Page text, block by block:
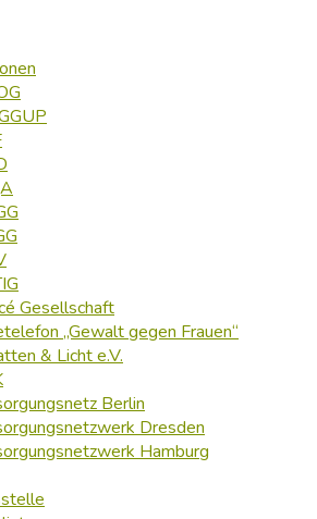
Gesellschaft
„Gewalt gegen Frauen“
& Licht e.V.
Berlin
Dresden
Hamburg